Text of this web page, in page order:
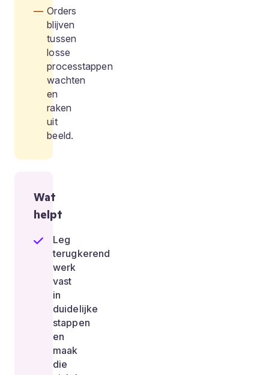
Orders
blijven
tussen
losse
processtappen
wachten
en
raken
uit
beeld.
Wat
helpt
Leg
terugkerend
werk
vast
in
duidelijke
stappen
en
maak
die